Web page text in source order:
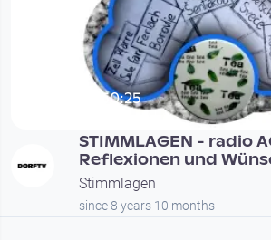
00:50:25
STIMMLAGEN - radio
Reflexionen und
Stimmlagen
since 8 years 10 months